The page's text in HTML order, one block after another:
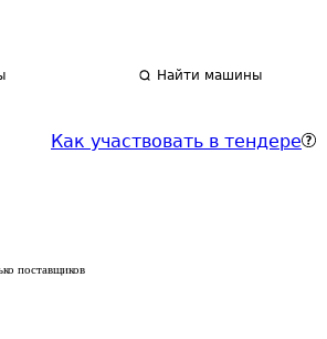
Найти машины
Как участвовать в тендере
поставщиков